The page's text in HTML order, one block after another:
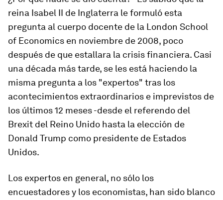
reina Isabel II de Inglaterra le formuló esta
pregunta al cuerpo docente de la London School
of Economics en noviembre de 2008, poco
después de que estallara la crisis financiera. Casi
una década más tarde, se les está haciendo la
misma pregunta a los "expertos" tras los
acontecimientos extraordinarios e imprevistos de
los últimos 12 meses -desde el referendo del
Brexit del Reino Unido hasta la elección de
Donald Trump como presidente de Estados
Unidos.
Los expertos en general, no sólo los
encuestadores y los economistas, han sido blanco